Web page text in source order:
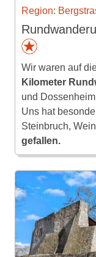
Region:
Wir waren auf
Kilometer
und
Uns hat
Steinbruch,
gefallen.